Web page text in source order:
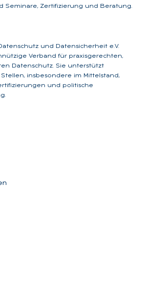
Seminare, Zertifizierung und Beratung.
und Datensicherheit e.V.
Verband für praxisgerechten,
Datenschutz. Sie unterstützt
insbesondere im Mittelstand,
und politische